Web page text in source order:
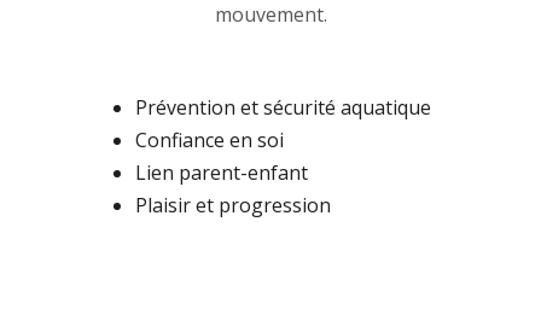
mouvement.
Prévention et sécurité aquatique
Confiance en soi
Lien parent-enfant
Plaisir et progression